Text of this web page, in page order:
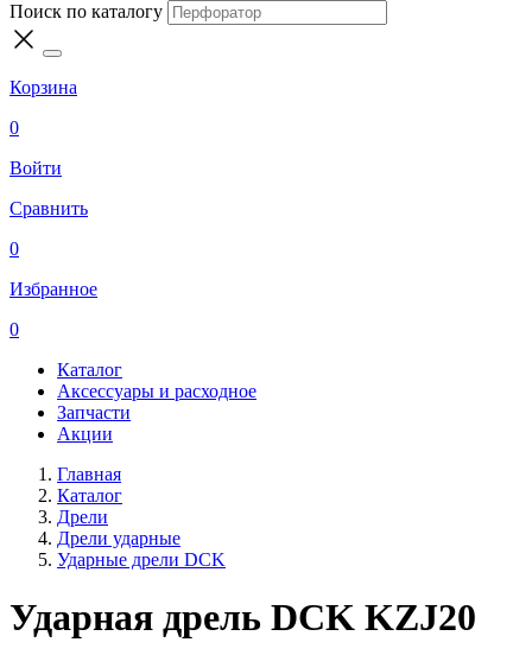
Поиск по каталогу
Корзина
0
Войти
Сравнить
0
Избранное
0
Каталог
Аксессуары и расходное
Запчасти
Акции
Главная
Каталог
Дрели
Дрели ударные
Ударные дрели DCK
Ударная дрель DCK KZJ20